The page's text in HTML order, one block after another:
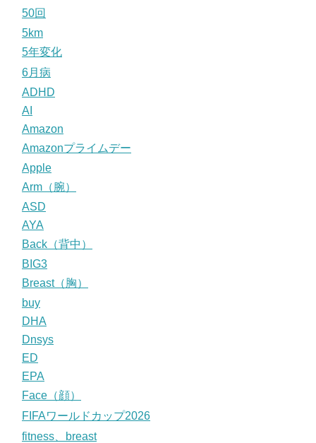
50回
5km
5年変化
6月病
ADHD
AI
Amazon
Amazonプライムデー
Apple
Arm（腕）
ASD
AYA
Back（背中）
BIG3
Breast（胸）
buy
DHA
Dnsys
ED
EPA
Face（顔）
FIFAワールドカップ2026
fitness、breast